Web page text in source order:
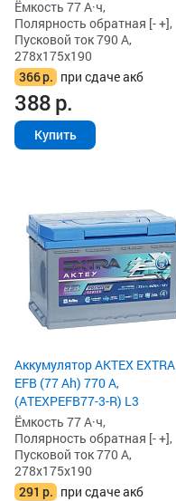
Ёмкость 77 А·ч,
Полярность обратная [- +],
Пусковой ток 790 А,
278x175x190
366р. при сдаче акб
388р.
Купить
Аккумулятор AKTEX EXTRA
EFB (77 Ah) 770 А,
(ATEXPEFB77-3-R) L3
Ёмкость 77 А·ч,
Полярность обратная [- +],
Пусковой ток 770 А,
278x175x190
291 р. при сдаче акб